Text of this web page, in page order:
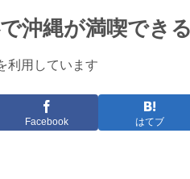
沖縄が満喫でき
利用しています
Facebook はてブ